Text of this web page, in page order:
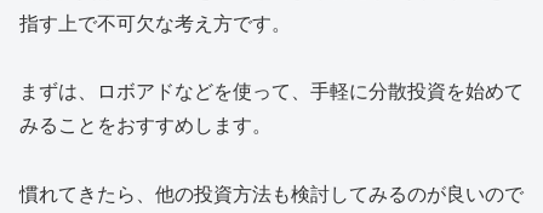
指す上で不可欠な考え方です。
まずは、ロボアドなどを使って、手軽に分散投資を始めて
みることをおすすめします。
慣れてきたら、他の投資方法も検討してみるのが良いので